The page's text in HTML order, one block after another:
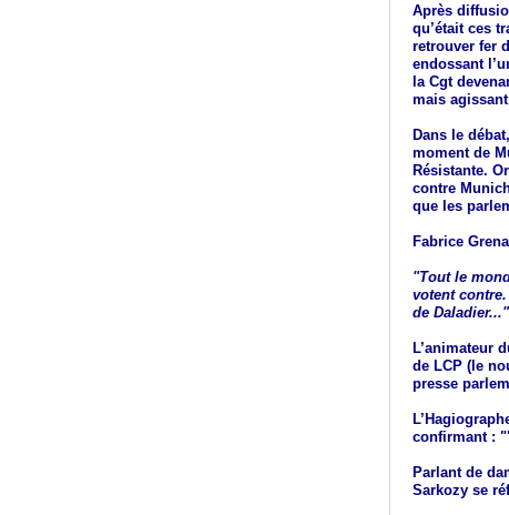
Après
qu’était ces
retrouver fer
endossant
la Cgt
mais
Dans le
moment de
Résistante.
contre
que les
Fabrice
"Tout le
votent
de Daladier..."
L’animateur
de LCP (le
presse
confirmant :
Parlant de
Sarkozy se